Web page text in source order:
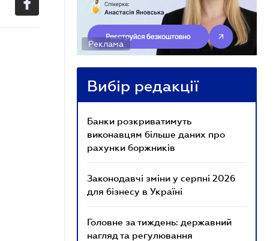
Реклама
Вибір редакції
Банки розкриватимуть
виконавцям більше даних про
рахунки боржників
Законодавчі зміни у серпні 2026
для бізнесу в Україні
Головне за тиждень: державний
нагляд та регулювання